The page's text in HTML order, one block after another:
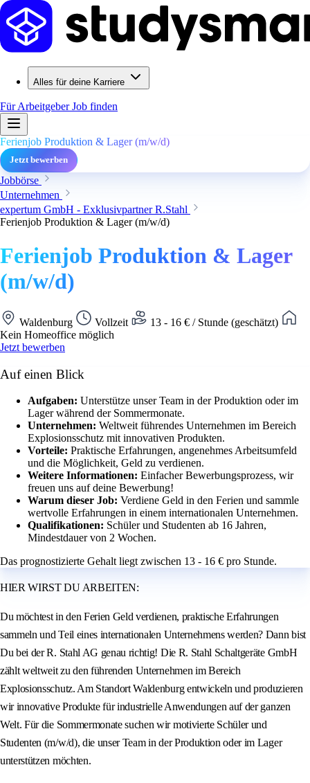
Alles für deine Karriere
Für ArbeitgeberJob finden
Ferienjob Produktion & Lager (m/w/d)
Jetzt bewerben
Jobbörse
Unternehmen
expertum GmbH - Exklusivpartner R.Stahl
Ferienjob Produktion & Lager (m/w/d)
Ferienjob Produktion & Lager
(m/w/d)
Waldenburg Vollzeit
13 - 16 € / Stunde (geschätzt)
Kein Homeoffice möglich
Jetzt bewerben
Auf einen Blick
Aufgaben: Unterstütze unser Team in der Produktion oder im
Lager während der Sommermonate.
Unternehmen: Weltweit führendes Unternehmen im Bereich
Explosionsschutz mit innovativen Produkten.
Vorteile: Praktische Erfahrungen, angenehmes Arbeitsumfeld
und die Möglichkeit, Geld zu verdienen.
Weitere Informationen: Einfacher Bewerbungsprozess, wir
freuen uns auf deine Bewerbung!
Warum dieser Job: Verdiene Geld in den Ferien und sammle
wertvolle Erfahrungen in einem internationalen Unternehmen.
Qualifikationen: Schüler und Studenten ab 16 Jahren,
Mindestdauer von 2 Wochen.
Das prognostizierte Gehalt liegt zwischen 13 - 16 € pro Stunde.
HIER WIRST DU ARBEITEN:
Du möchtest in den Ferien Geld verdienen, praktische Erfahrungen
sammeln und Teil eines internationalen Unternehmens werden? Dann bist
Du bei der R. Stahl AG genau richtig! Die R. Stahl Schaltgeräte GmbH
zählt weltweit zu den führenden Unternehmen im Bereich
Explosionsschutz. Am Standort Waldenburg entwickeln und produzieren
wir innovative Produkte für industrielle Anwendungen auf der ganzen
Welt. Für die Sommermonate suchen wir motivierte Schüler und
Studenten (m/w/d), die unser Team in der Produktion oder im Lager
unterstützen möchten.